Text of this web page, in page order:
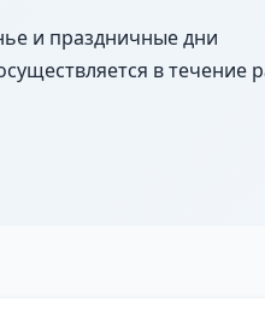
и праздничные дни
в течение